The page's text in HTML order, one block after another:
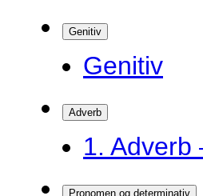
Genitiv
Genitiv
Adverb
1. Adverb
Pronomen og determinativ